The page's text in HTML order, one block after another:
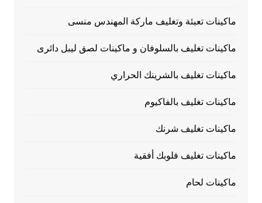
ماكينات تعبئة وتغليف ماركة المهندس منسى
ماكينات تغليف بالسلوفان و ماكينات لصق ليبل دائرى
ماكينات تغليف بالشرينك الحراري
ماكينات تغليف بالفاكيوم
ماكينات تغليف شرنك
ماكينات تغليف فلوبك أفقية
ماكينات لحام